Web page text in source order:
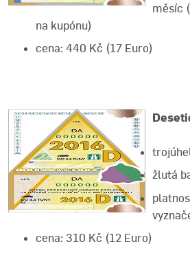
měsíc
na kupónu)
cena: 440 Kč (17 Euro)
žlutá
cena: 310 Kč (12 Euro)